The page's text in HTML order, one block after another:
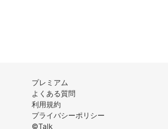
プレミアム
よくある質問
利用規約
プライバシーポリシー
©Talk